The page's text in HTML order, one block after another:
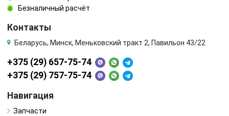
Безналичный расчёт
Контакты
Беларусь, Минск, Меньковский тракт 2, Павильон 43/22
+375 (29) 657-75-74
+375 (29) 757-75-74
Навигация
Запчасти